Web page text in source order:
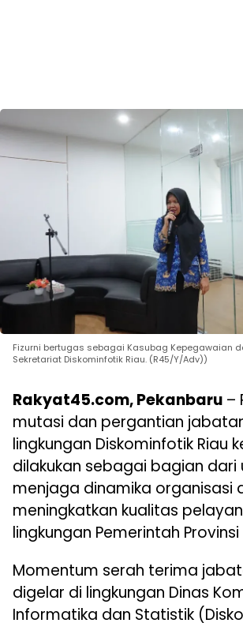
Fizurni bertugas sebagai Kasubag Kepegawaian
Sekretariat Diskominfotik Riau. (R45/Y/Adv))
Rakyat45.com, Pekanbaru –
mutasi dan pergantian
lingkungan Diskominfotik Riau
dilakukan sebagai bagian dari
menjaga dinamika organisasi
meningkatkan kualitas
lingkungan Pemerintah Provinsi
Momentum serah terima
digelar di lingkungan Dinas
Informatika dan Statistik